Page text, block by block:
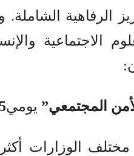
الرفاهية الشاملة.
الاجتماعية
:
المجتمعي” يومي
الوزارات